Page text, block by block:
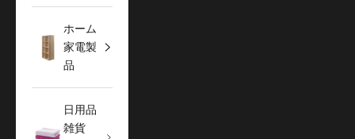
ホーム
家電製
品
日用品
雑貨